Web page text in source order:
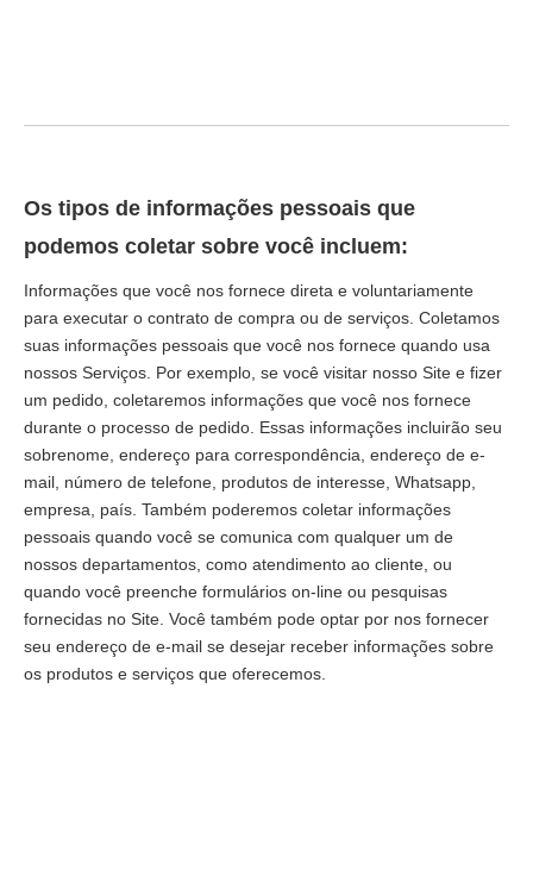
Os tipos de informações pessoais que
podemos coletar sobre você incluem:
Informações que você nos fornece direta e voluntariamente
para executar o contrato de compra ou de serviços. Coletamos
suas informações pessoais que você nos fornece quando usa
nossos Serviços. Por exemplo, se você visitar nosso Site e fizer
um pedido, coletaremos informações que você nos fornece
durante o processo de pedido. Essas informações incluirão seu
sobrenome, endereço para correspondência, endereço de e-
mail, número de telefone, produtos de interesse, Whatsapp,
empresa, país. Também poderemos coletar informações
pessoais quando você se comunica com qualquer um de
nossos departamentos, como atendimento ao cliente, ou
quando você preenche formulários on-line ou pesquisas
fornecidas no Site. Você também pode optar por nos fornecer
seu endereço de e-mail se desejar receber informações sobre
os produtos e serviços que oferecemos.